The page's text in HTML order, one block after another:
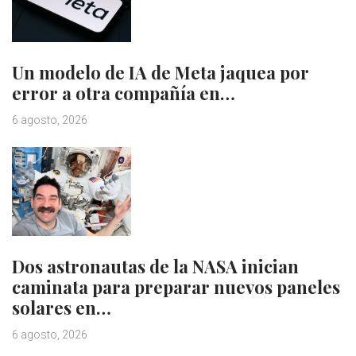
Un modelo de IA de Meta jaquea por
error a otra compañía en…
6 agosto, 2026
Dos astronautas de la NASA inician
caminata para preparar nuevos paneles
solares en…
6 agosto, 2026